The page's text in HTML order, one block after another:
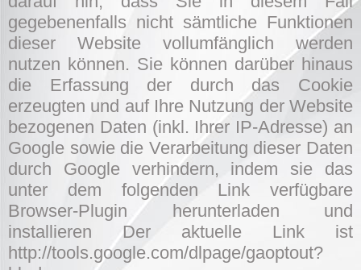
gegebenenfalls nicht sämtliche Funktionen
dieser Website vollumfänglich werden
nutzen können. Sie können darüber hinaus
die Erfassung der durch das Cookie
erzeugten und auf Ihre Nutzung der Website
bezogenen Daten (inkl. Ihrer IP-Adresse) an
Google sowie die Verarbeitung dieser Daten
durch Google verhindern, indem sie das
unter dem folgenden Link verfügbare
Browser-Plugin herunterladen und
installieren Der aktuelle Link ist
http://tools.google.com/dlpage/gaoptout?